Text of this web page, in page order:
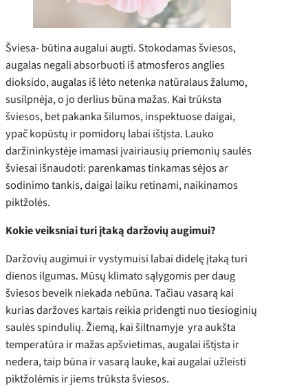
Šviesa- būtina augalui augti. Stokodamas šviesos,
augalas negali absorbuoti iš atmosferos anglies
dioksido, augalas iš lėto netenka natūralaus žalumo,
susilpnėja, o jo derlius būna mažas. Kai trūksta
šviesos, bet pakanka šilumos, inspektuose daigai,
ypač kopūstų ir pomidorų labai ištįsta. Lauko
daržininkystėje imamasi įvairiausių priemonių saulės
šviesai išnaudoti: parenkamas tinkamas sėjos ar
sodinimo tankis, daigai laiku retinami, naikinamos
piktžolės.
Kokie veiksniai turi įtaką daržovių augimui?
Daržovių augimui ir vystymuisi labai didelę įtaką turi
dienos ilgumas. Mūsų klimato sąlygomis per daug
šviesos beveik niekada nebūna. Tačiau vasarą kai
kurias daržoves kartais reikia pridengti nuo tiesioginių
saulės spindulių. Žiemą, kai šiltnamyje yra aukšta
temperatūra ir mažas apšvietimas, augalai ištįsta ir
nedera, taip būna ir vasarą lauke, kai augalai užleisti
piktžolėmis ir jiems trūksta šviesos.